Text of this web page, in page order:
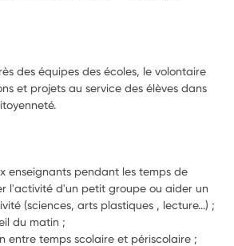
des équipes des écoles, le volontaire
et projets au service des élèves dans
enseignants pendant les temps de
l'activité d'un petit groupe ou aider un
(sciences, arts plastiques , lecture...) ;
du matin ;
entre temps scolaire et périscolaire ;